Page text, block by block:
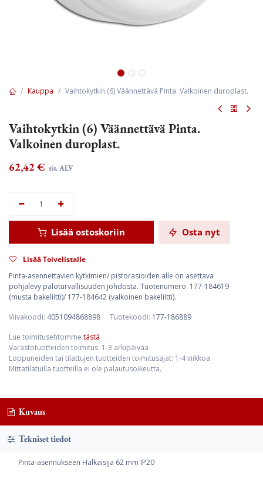
Kauppa Vaihtokytkin (6) Väännettävä Pinta. Valkoinen duroplast.
Vaihtokytkin (6) Väännettävä Pinta.
Valkoinen duroplast.
62,42€ sis. ALV
Lisää ostoskoriin Osta nyt
Lisää Toivelistalle
Pinta-asennettavien kytkimien/ pistorasioiden alle on asettava
pohjalevy paloturvallisuuden johdosta. Tuotenumero: 177-184619
(musta bakeliitti)/ 177-184642 (valkoinen bakeliitti).
Viivakoodi: 4051094868898 Tuotekoodi: 177-186889
Lue toimitusehtomme tästä
Varastotuotteiden toimitus: 1-3 arkipäivää
Loppuneiden tai tilattujen tuotteiden toimitusajat: 1-4 viikkoa
Mittatilatuilla tuotteilla ei ole palautusoikeutta.
Kuvaus
Tekniset tiedot
Pinta-asennukseen Halkaisija 62 mm IP20